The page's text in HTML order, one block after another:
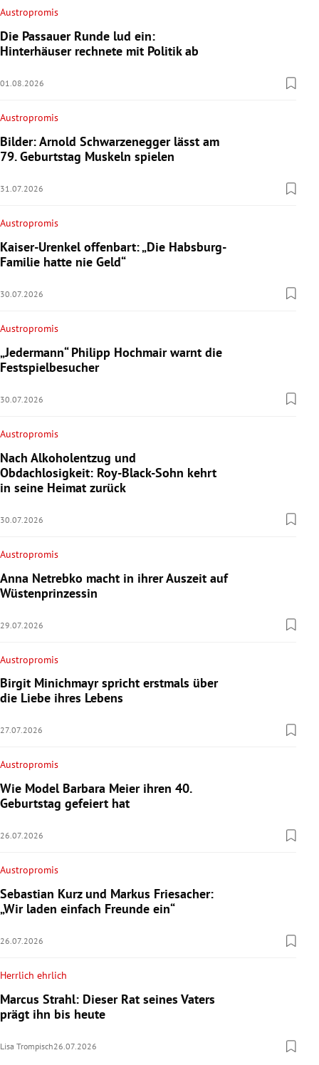
Austropromis
Die Passauer Runde lud ein:
Hinterhäuser rechnete mit Politik ab
01.08.2026
Austropromis
Bilder: Arnold Schwarzenegger lässt am
79. Geburtstag Muskeln spielen
31.07.2026
Austropromis
Kaiser-Urenkel offenbart: „Die Habsburg-
Familie hatte nie Geld“
30.07.2026
Austropromis
„Jedermann“ Philipp Hochmair warnt die
Festspielbesucher
30.07.2026
Austropromis
Nach Alkoholentzug und
Obdachlosigkeit: Roy-Black-Sohn kehrt
in seine Heimat zurück
30.07.2026
Austropromis
Anna Netrebko macht in ihrer Auszeit auf
Wüstenprinzessin
29.07.2026
Austropromis
Birgit Minichmayr spricht erstmals über
die Liebe ihres Lebens
27.07.2026
Austropromis
Wie Model Barbara Meier ihren 40.
Geburtstag gefeiert hat
26.07.2026
Austropromis
Sebastian Kurz und Markus Friesacher:
„Wir laden einfach Freunde ein“
26.07.2026
Herrlich ehrlich
Marcus Strahl: Dieser Rat seines Vaters
prägt ihn bis heute
Lisa Trompisch26.07.2026